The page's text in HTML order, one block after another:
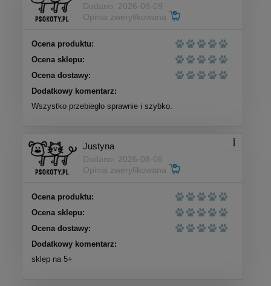
Dodano: 2026-08-09
Opinia zweryfikowana
Ocena produktu:
Ocena sklepu:
Ocena dostawy:
Dodatkowy komentarz:
Wszystko przebiegło sprawnie i szybko.
Justyna
Dodano: 2026-08-06
Opinia zweryfikowana
Ocena produktu:
Ocena sklepu:
Ocena dostawy:
Dodatkowy komentarz:
sklep na 5+